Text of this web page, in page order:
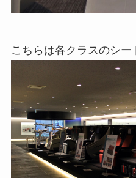
こちらは各クラスのシー